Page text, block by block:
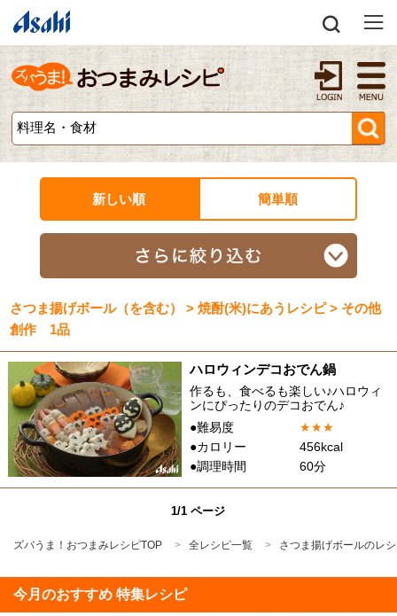
新しい順 簡単順
さつま揚げボール（を含む） > 焼酎(米)にあうレシピ > その他
創作 1品
ハロウィンデコおでん鍋
作るも、食べるも楽しい♪ハロウィ
ンにぴったりのデコおでん♪
●難易度
★★★
●カロリー
456kcal
●調理時間
60分
1/1 ページ
ズバうま！おつまみレシピTOP 全レシピ一覧 さつま揚げボールのレ
今月のおすすめ 特集レシピ